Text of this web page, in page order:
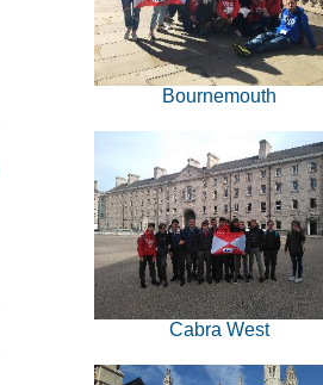
Bournemouth
Cabra West